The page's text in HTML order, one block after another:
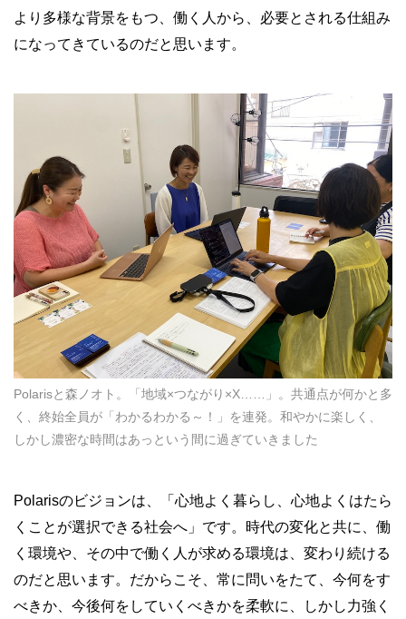
より多様な背景をもつ、働く人から、必要とされる仕組み
になってきているのだと思います。
Polarisと森ノオト。「地域×つながり×X……」。共通点が何かと多
く、終始全員が「わかるわかる～！」を連発。和やかに楽しく、
しかし濃密な時間はあっという間に過ぎていきました
Polarisのビジョンは、「心地よく暮らし、心地よくはたら
くことが選択できる社会へ」です。時代の変化と共に、働
く環境や、その中で働く人が求める環境は、変わり続ける
のだと思います。だからこそ、常に問いをたて、今何をす
べきか、今後何をしていくべきかを柔軟に、しかし力強く